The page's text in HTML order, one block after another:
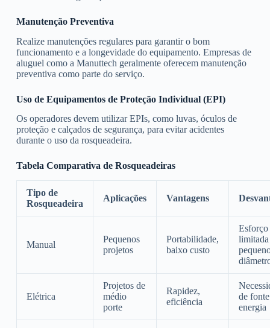
Manutenção Preventiva
Realize manutenções regulares para garantir o bom
funcionamento e a longevidade do equipamento. Empresas de
aluguel como a Manuttech geralmente oferecem manutenção
preventiva como parte do serviço.
Uso de Equipamentos de Proteção Individual (EPI)
Os operadores devem utilizar EPIs, como luvas, óculos de
proteção e calçados de segurança, para evitar acidentes
durante o uso da rosqueadeira.
Tabela Comparativa de Rosqueadeiras
Tipo de
Rosqueadeira
Aplicações Vantagens
Manual
Pequenos
projetos
Portabilidade,
baixo custo
limitada
Elétrica
Projetos de
médio
porte
Rapidez,
eficiência
de
energia